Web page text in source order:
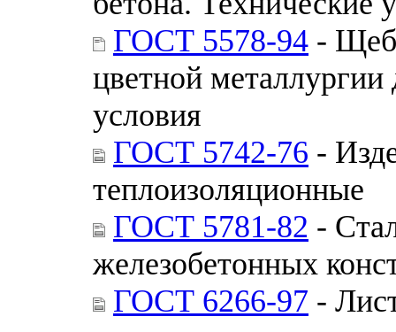
ГОСТ 5578-94 -
цветной
условия
ГОСТ 5742-76 -
теплоизоляционные
ГОСТ 5781-82 -
железобетонных
ГОСТ 6266-97 -